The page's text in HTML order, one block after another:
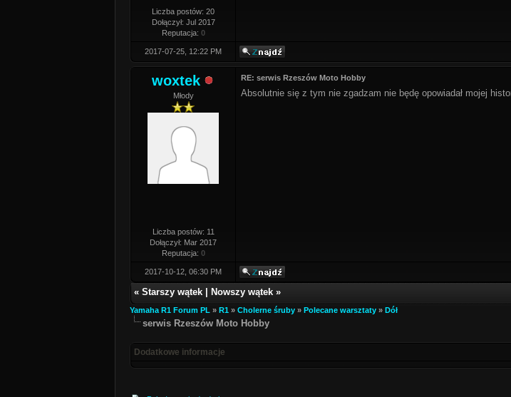
Liczba postów: 20
Dołączył: Jul 2017
Reputacja: 0
2017-07-25, 12:22 PM
woxtek
Młody
Liczba postów: 11
Dołączył: Mar 2017
Reputacja: 0
RE: serwis Rzeszów Moto Hobby
Absolutnie się z tym nie zgadzam nie będę opowiadał mojej
2017-10-12, 06:30 PM
« Starszy wątek Nowszy wątek »
Yamaha R1 Forum PL » R1 » Cholerne śruby » Polecane warsztaty » Dół
serwis Rzeszów Moto Hobby
Dodatkowe informacje